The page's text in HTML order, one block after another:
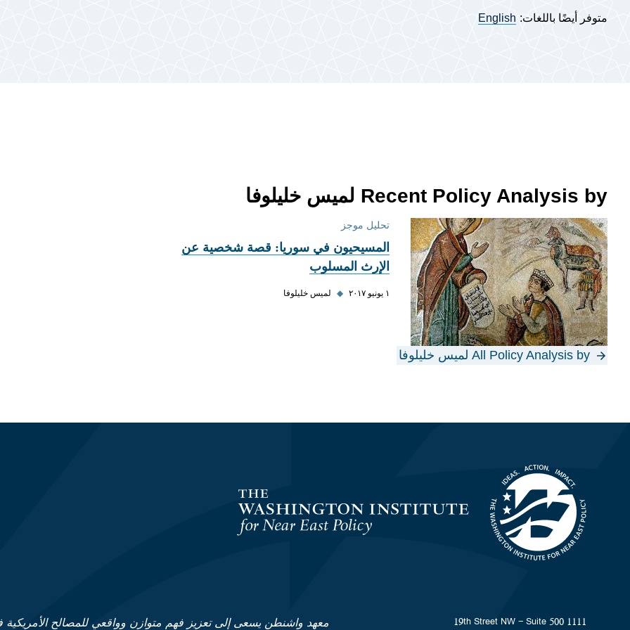
متوفر أيضًا باللغات: English
Recent Policy Analysis by لميس خليلوفا
تحليل موجز
المسيحيون في سوريا: قصة شخصية عن
الإرث المسلوب
١ يونيو ٢٠١٧ ◆ لميس خليلوفا
All Policy Analysis by لميس خليلوفا
Homepage
1111 19th Street NW - Suite 500
معهد واشنطن يسعى إلى تعزيز فهم متوازن وواقعي للمصالح